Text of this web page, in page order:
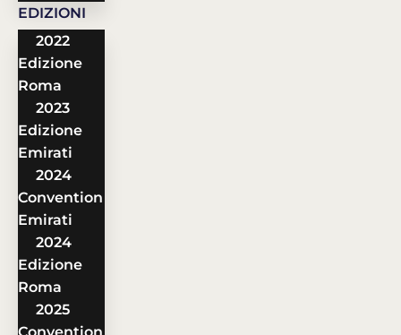
EDIZIONI
2022
Edizione
Roma
2023
Edizione
Emirati
2024
Convention
Emirati
2024
Edizione
Roma
2025